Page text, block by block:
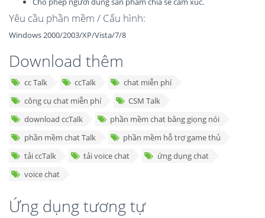
Yêu cầu phần mềm / Cấu hình:
Windows 2000/2003/XP/Vista/7/8
Download thêm
cc Talk ccTalk
chat miễn phí
công cụ chat miễn phí
CSM Talk
download ccTalk
phần mềm chat bằng giọng nói
phần mềm chat Talk
phần mềm hỗ trợ game thủ
tải ccTalk
tải voice chat
ứng dụng chat
voice chat
Ứng dụng tương tự